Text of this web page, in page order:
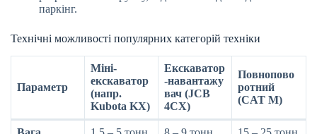
паркінг.
Технічні можливості популярних категорій техніки
Параметр
Міні-
екскаватор
(напр.
Kubota KX)
Екскаватор
-навантажу
вач (JCB
4CX)
Повнопово
ротний
(CAT M)